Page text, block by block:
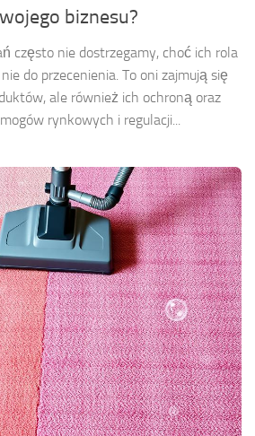
biznesu?
często nie dostrzegamy, choć ich rola
do przecenienia. To oni zajmują się
ale również ich ochroną oraz
rynkowych i regulacji...